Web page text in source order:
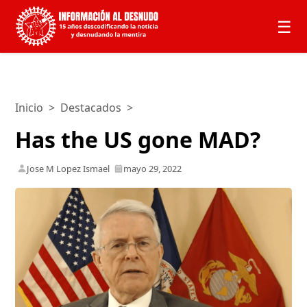
☰
Inicio > Destacados >
Has the US gone MAD?
Jose M Lopez Ismael mayo 29, 2022